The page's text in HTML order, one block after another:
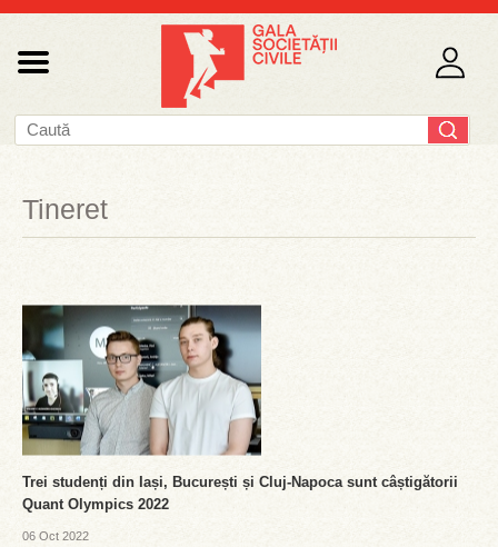
Tineret
Trei studenți din Iași, București și Cluj-Napoca sunt câștigătorii
Quant Olympics 2022
06 Oct 2022